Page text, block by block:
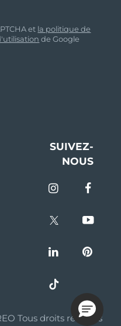
et la politique de
de Google
SUIVEZ-
NOUS
Tous droits réservés